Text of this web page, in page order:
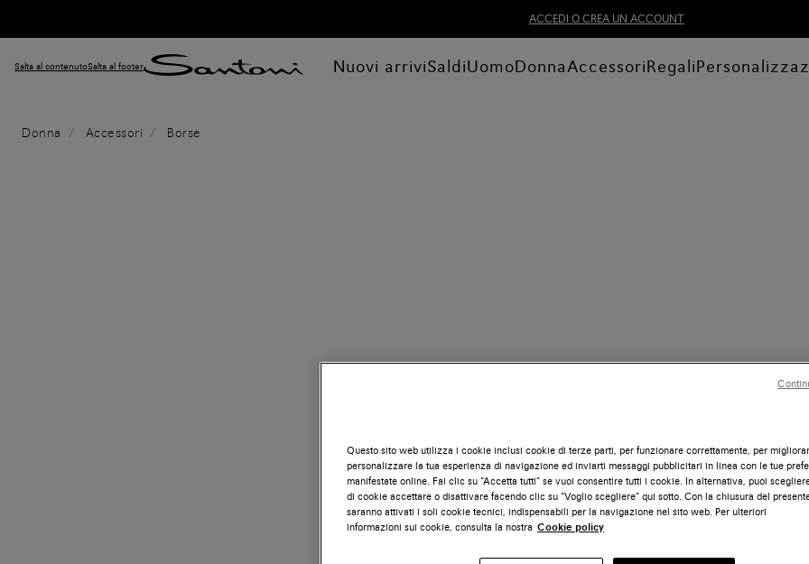
ACCEDI O CREA UN ACCOUNT
Salta al contenutoSalta al footer Nuovi arriviSaldiUomoDonnaAccessoriRegali
Donna Accessori Borse
Questo sito web utilizza i cookie inclusi cookie di terze parti, per funzionare correttamente, per
personalizzare la tua esperienza di navigazione ed inviarti messaggi pubblicitari in linea con le tue
manifestate online. Fai clic su “Accetta tutti” se vuoi consentire tutti i cookie. In alternativa, puoi
di cookie accettare o disattivare facendo clic su “Voglio scegliere” qui sotto. Con la chiusura del
saranno attivati i soli cookie tecnici, indispensabili per la navigazione nel sito web. Per ulteriori
informazioni sui cookie, consulta la nostra Cookie policy